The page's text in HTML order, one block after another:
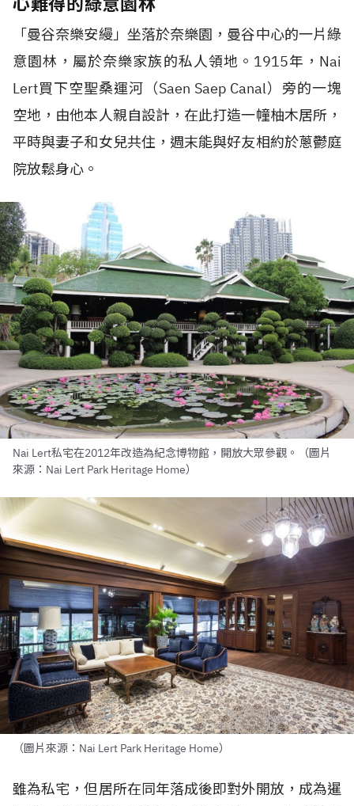
「曼谷奈樂安縵」坐落於奈樂園，曼谷中心的一片綠
意園林，屬於奈樂家族的私人領地。1915年，Nai
Lert買下空聖桑運河（Saen Saep Canal）旁的一塊
空地，由他本人親自設計，在此打造一幢柚木居所，
平時與妻子和女兒共住，週末能與好友相約於蔥鬱庭
院放鬆身心。
Nai Lert私宅在2012年改造為紀念博物館，開放大眾參觀。（圖片
來源：Nai Lert Park Heritage Home）
（圖片來源：Nai Lert Park Heritage Home）
雖為私宅，但居所在同年落成後即對外開放，成為暹